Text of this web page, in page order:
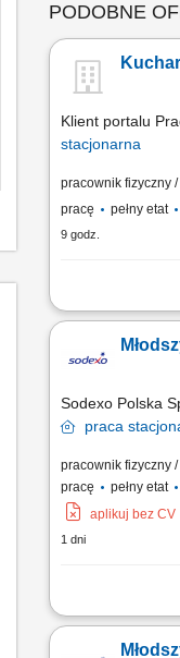
PODOBNE
Klient portalu
stacjonarna
pracownik fizyczny
pracę
pełny etat
9 godz.
Przygotowywanie i
sałatkowy)
uzupełnianie
stanowisku...
Sodexo Polska
praca
pracownik fizyczny
pracę
pełny etat
aplikuj bez CV
1 dni
Zakres
obiadowe, dania